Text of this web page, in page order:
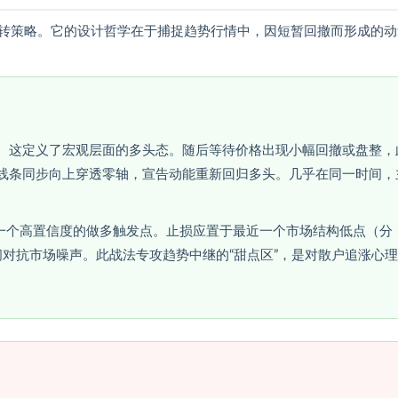
略。它的设计哲学在于捕捉趋势行情中，因短暂回撤而形成的
定义了宏观层面的多头态。随后等待价格出现小幅回撤或盘整，
条同步向上穿透零轴，宣告动能重新回归多头。几乎在同一时间，
个高置信度的做多触发点。止损应置于最近一个市场结构低点（分
抗市场噪声。此战法专攻趋势中继的“甜点区”，是对散户追涨心理